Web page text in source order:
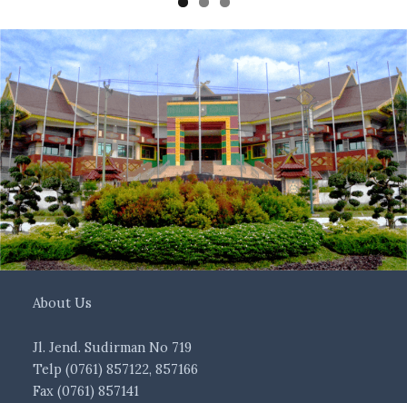
About Us
Jl. Jend. Sudirman No 719
Telp (0761) 857122, 857166
Fax (0761) 857141